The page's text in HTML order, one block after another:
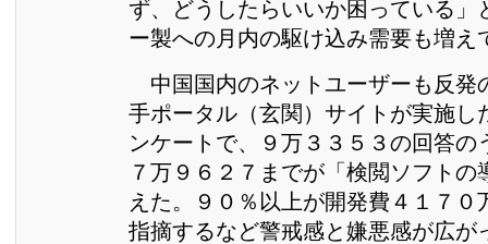
ず、どうしたらいいか困っている」
ー製への月内の駆け込み需要も増え
中国国内のネットユーザーも反発
手ポータル（玄関）サイトが実施し
ンケートで、９万３３５３の回答の
７万９６２７までが「検閲ソフトの
えた。９０％以上が開発費４１７０
指摘するなど警戒感と嫌悪感が広が